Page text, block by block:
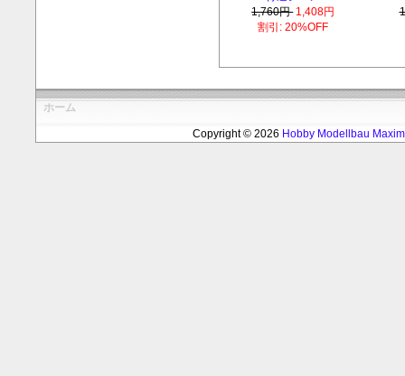
1,760円 1,408円
割引: 20%OFF
ホーム
Copyright © 2026 Hobby Modellbau